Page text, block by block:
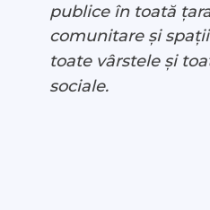
publice în toată
comunitare și
toate vârstele și
sociale.